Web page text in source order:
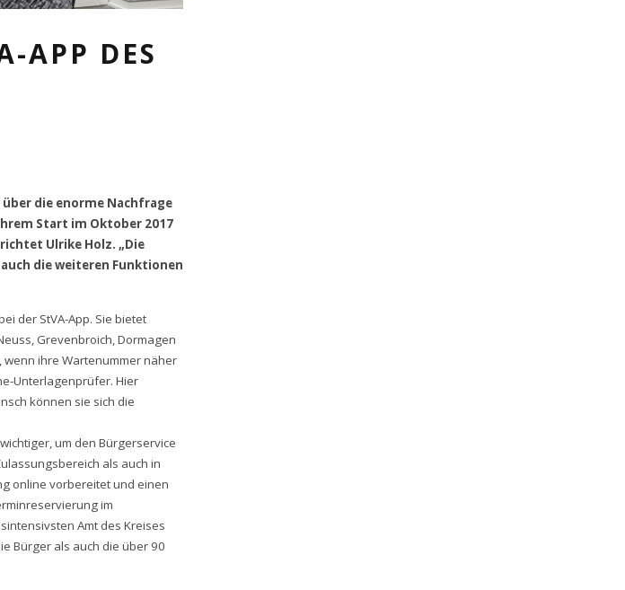
DES S
die enorme Nachfrage
Start im Oktober 2017
Ulrike Holz. „Die
die weiteren Funktionen
der StVA-App. Sie bietet
Grevenbroich, Dormagen
ihre Wartenummer näher
Unterlagenprüfer. Hier
können sie sich die
um den Bürgerservice
als auch in
online vorbereitet und einen
im
Amt des Kreises
Bürger als auch die über 90